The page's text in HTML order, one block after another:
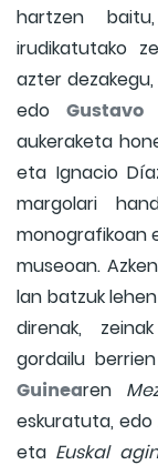
hartzen
irudikatutako
azter dezakegu,
edo
aukeraketa
eta Ignacio
margolari
monografikoan
museoan.
lan batzuk
direnak,
gordailu
Guinearen
eskuratuta, edo
eta Euskal